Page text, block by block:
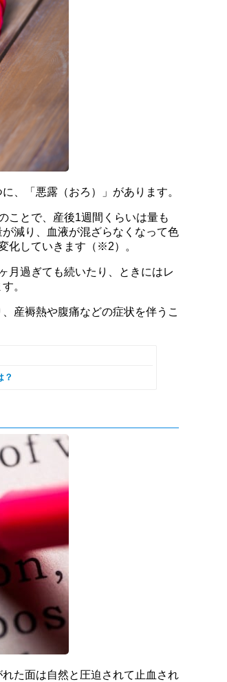
、「悪露（おろ）」があります。
ことで、産後1週間くらいは量も
減り、血液が混ざらなくなって色
化していきます（※2）。
月過ぎても続いたり、ときにはレ
。
産褥熱や腹痛などの症状を伴うこ
？
た面は自然と圧迫されて止血され